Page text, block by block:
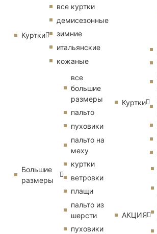
Куртки
все куртки
демисезонные
зимние
итальянские
кожаные
Большие
размеры
все
большие
размеры
пальто
пуховики
пальто на
меху
куртки
ветровки
плащи
пальто из
шерсти
пуховики
Куртки
АКЦИЯ